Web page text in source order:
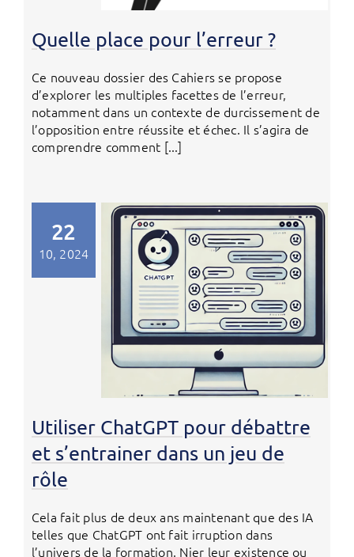
Quelle place pour l’erreur ?
Ce nouveau dossier des Cahiers se propose
d’explorer les multiples facettes de l’erreur,
notamment dans un contexte de durcissement de
l’opposition entre réussite et échec. Il s’agira de
comprendre comment [...]
22
10, 2024
Utiliser ChatGPT pour débattre
et s’entrainer dans un jeu de
rôle
Cela fait plus de deux ans maintenant que des IA
telles que ChatGPT ont fait irruption dans
l’univers de la formation. Nier leur existence ou